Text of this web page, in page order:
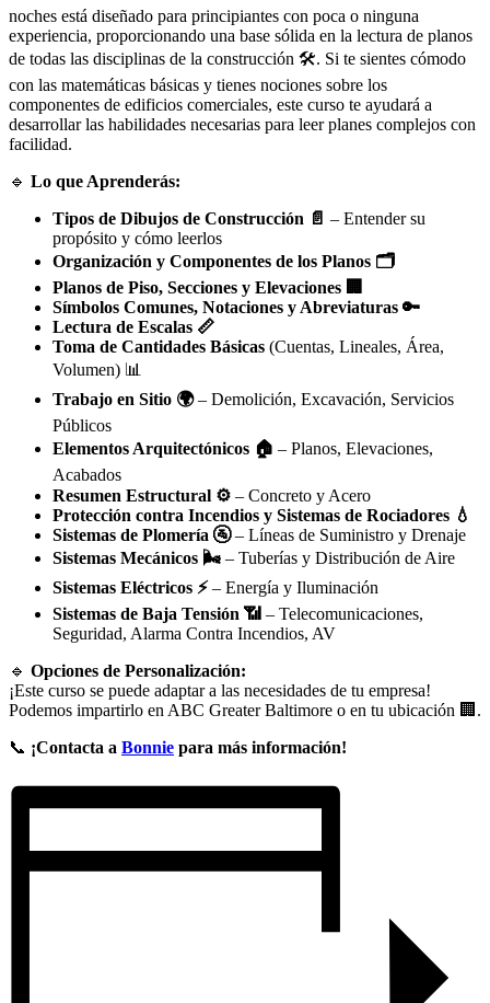
noches está diseñado para principiantes con poca o ninguna
experiencia, proporcionando una base sólida en la lectura de planos
de todas las disciplinas de la construcción 🛠️. Si te sientes cómodo
con las matemáticas básicas y tienes nociones sobre los
componentes de edificios comerciales, este curso te ayudará a
desarrollar las habilidades necesarias para leer planes complejos con
facilidad.
🔹 Lo que Aprenderás:
Tipos de Dibujos de Construcción 📄 – Entender su
propósito y cómo leerlos
Organización y Componentes de los Planos 🗂️
Planos de Piso, Secciones y Elevaciones 🏢
Símbolos Comunes, Notaciones y Abreviaturas 🔑
Lectura de Escalas 📏
Toma de Cantidades Básicas (Cuentas, Lineales, Área,
Volumen) 📊
Trabajo en Sitio 🌍– Demolición, Excavación, Servicios
Públicos
Elementos Arquitectónicos 🏠 – Planos, Elevaciones,
Acabados
Resumen Estructural ⚙️ – Concreto y Acero
Protección contra Incendios y Sistemas de Rociadores 💧
Sistemas de Plomería 🚰– Líneas de Suministro y Drenaje
Sistemas Mecánicos 🌬️ – Tuberías y Distribución de Aire
Sistemas Eléctricos ⚡– Energía y Iluminación
Sistemas de Baja Tensión 📶 – Telecomunicaciones,
Seguridad, Alarma Contra Incendios, AV
🔹 Opciones de Personalización:
¡Este curso se puede adaptar a las necesidades de tu empresa!
Podemos impartirlo en ABC Greater Baltimore o en tu ubicación 🏢.
📞 ¡Contacta a Bonnie para más información!